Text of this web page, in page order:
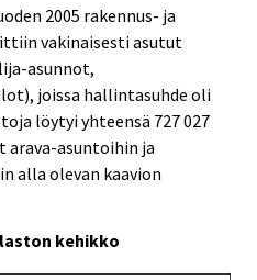
2005 rakennus- ja
vakinaisesti asutut
asunnot,
joissa hallintasuhde oli
löytyi yhteensä 727 027
arava-asuntoihin ja
alla olevan kaavion
kehikko